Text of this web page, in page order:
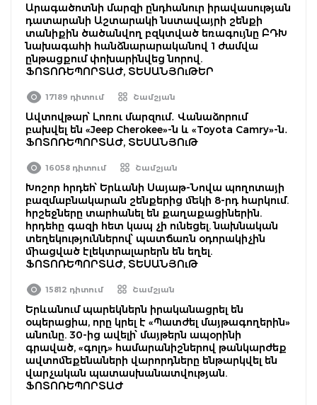
Արագածոտնի մարզի ընդհանուր իրավասության
դատարանի Աշտարակի նստավայրի շենքի
տանիքին ծածանվող բզկտված եռագույնը ԲԴԽ
նախագահի հանձնարարականով 1 ժամվա
ընթացքում փոխարինվեց նորով.
ՖՈՏՈՌԵՊՈՐՏԱԺ, ՏԵՍԱՆՅՈւԹԵՐ
17189 դիտում Շամշյան
Ավտովթար՝ Լոռու մարզում․ Վանաձորում
բախվել են «Jeep Cherokee»-ն և «Toyota Camry»-ն․
ՖՈՏՈՌԵՊՈՐՏԱԺ, ՏԵՍԱՆՅՈւԹ
16058 դիտում Շամշյան
Խոշոր հրդեհ՝ Երևանի Սայաթ-Նովա պողոտայի
բազմաբնակարան շենքերից մեկի 8-րդ հարկում.
հրշեջները տարհանել են քաղաքացիներին.
հրդեհը գազի հետ կապ չի ունեցել. նախնական
տեղեկություններով՝ պատճառն օդորակիչին
միացված էլեկտրալարերն են եղել.
ՖՈՏՈՌԵՊՈՐՏԱԺ, ՏԵՍԱՆՅՈւԹ
15812 դիտում Շամշյան
Երևանում պարեկներն իրականացրել են
օպերացիա, որը կրել է «Պատժել մայթագողերին»
անունը. 30-ից ավելի՝ մայթերն ապօրինի
գրաված, «գոլդ» համարանիշներով թանկարժեք
ավտոմեքենաների վարորդները ենթարկվել են
վարչական պատասխանատվության.
ՖՈՏՈՌԵՊՈՐՏԱԺ